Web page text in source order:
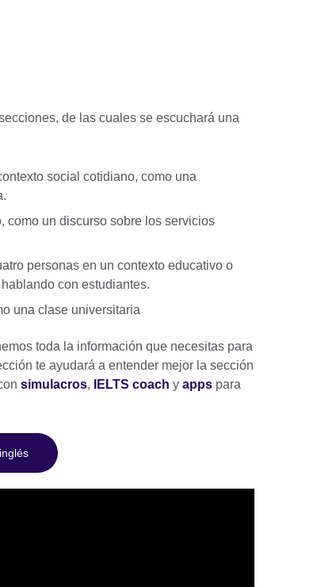
de las cuales se escuchará una
social cotidiano, como una
como un discurso sobre los servicios
personas en un contexto educativo o
con estudiantes.
una clase universitaria
toda la información que necesitas para
te ayudará a entender mejor la sección
simulacros, IELTS coach y apps para